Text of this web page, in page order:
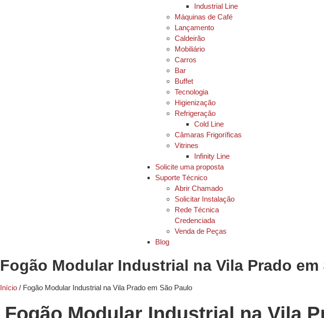
Industrial Line
Máquinas de Café
Lançamento
Caldeirão
Mobiliário
Carros
Bar
Buffet
Tecnologia
Higienização
Refrigeração
Cold Line
Câmaras Frigoríficas
Vitrines
Infinity Line
Solicite uma proposta
Suporte Técnico
Abrir Chamado
Solicitar Instalação
Rede Técnica
Credenciada
Venda de Peças
Blog
Fogão Modular Industrial na Vila Prado em
Início / Fogão Modular Industrial na Vila Prado em São Paulo
Fogão Modular Industrial na Vila